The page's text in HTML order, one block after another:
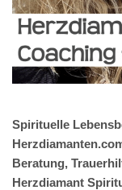
Spirituelle
Beratung,
Herzdiamant